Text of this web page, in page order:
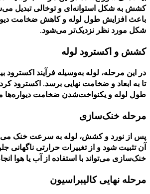
کشش به شکل استوانه‌ای و توخالی تبدیل
باعث افزایش طول لوله و کاهش ضخامت
شکل مورد نظر نزدیک‌تر می‌شود.
کشش و اکسترود لوله
در این مرحله، لوله به‌وسیله فرآیند
تا به ابعاد و ضخامت نهایی برسد. اکسترود
طول لوله و یکنواخت‌شدن ضخامت
مرحله خنک‌سازی
پس از نورد و کشش، لوله به سرعت خنک
آن تثبیت شود و از تغییرات حرارتی ناگهانی
خنک‌سازی می‌تواند با استفاده از آب یا هوا
مرحله نهایی کالیبراسیون